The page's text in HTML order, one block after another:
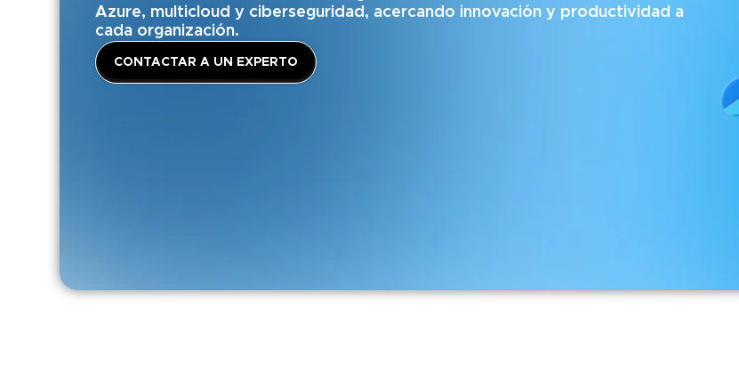
Azure, multicloud y ciberseguridad, acercando innovación y productividad a
cada organización.
CONTACTAR A UN EXPERTO